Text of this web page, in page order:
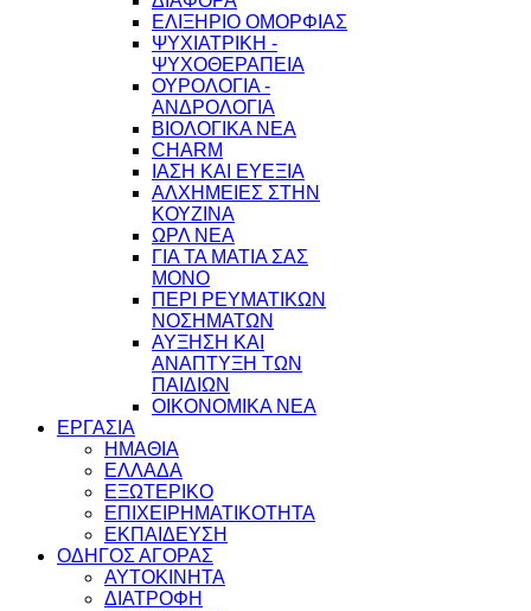
ΕΛΙΞΗΡΙΟ ΟΜΟΡΦΙΑΣ
ΨΥΧΙΑΤΡΙΚΗ -
ΨΥΧΟΘΕΡΑΠΕΙΑ
ΟΥΡΟΛΟΓΙΑ -
ΑΝΔΡΟΛΟΓΙΑ
ΒΙΟΛΟΓΙΚΑ ΝΕΑ
CHARM
ΙΑΣΗ ΚΑΙ ΕΥΕΞΙΑ
ΑΛΧΗΜΕΙΕΣ ΣΤΗΝ
ΚΟΥΖΙΝΑ
ΩΡΛ ΝEA
ΓΙΑ ΤΑ ΜΑΤΙΑ ΣΑΣ
ΜΟΝΟ
ΠΕΡΙ ΡΕΥΜΑΤΙΚΩΝ
ΝΟΣΗΜΑΤΩΝ
ΑΥΞΗΣΗ ΚΑΙ
ΑΝΑΠΤΥΞΗ ΤΩΝ
ΠΑΙΔΙΩΝ
ΟΙΚΟΝΟΜΙΚΑ ΝΕΑ
ΕΡΓΑΣΙΑ
ΗΜΑΘΙΑ
ΕΛΛΑΔΑ
ΕΞΩΤΕΡΙΚΟ
ΕΠΙΧΕΙΡΗΜΑΤΙΚΟΤΗΤΑ
ΕΚΠΑΙΔΕΥΣΗ
ΟΔΗΓΟΣ ΑΓΟΡΑΣ
ΑΥΤΟΚΙΝΗΤΑ
ΔΙΑΤΡΟΦΗ